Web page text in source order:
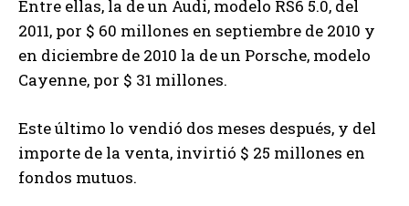
Entre ellas, la de un Audi, modelo RS6 5.0, del
2011, por $ 60 millones en septiembre de 2010 y
en diciembre de 2010 la de un Porsche, modelo
Cayenne, por $ 31 millones.
Este último lo vendió dos meses después, y del
importe de la venta, invirtió $ 25 millones en
fondos mutuos.